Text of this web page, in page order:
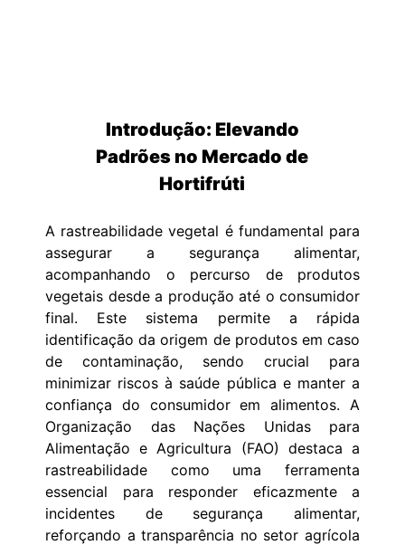
Introdução: Elevando
Padrões no Mercado de
Hortifrúti
A rastreabilidade vegetal é fundamental para
assegurar a segurança alimentar,
acompanhando o percurso de produtos
vegetais desde a produção até o consumidor
final. Este sistema permite a rápida
identificação da origem de produtos em caso
de contaminação, sendo crucial para
minimizar riscos à saúde pública e manter a
confiança do consumidor em alimentos. A
Organização das Nações Unidas para
Alimentação e Agricultura (FAO) destaca a
rastreabilidade como uma ferramenta
essencial para responder eficazmente a
incidentes de segurança alimentar,
reforçando a transparência no setor agrícola